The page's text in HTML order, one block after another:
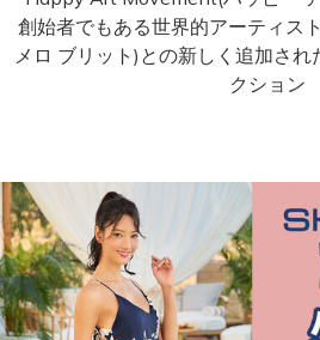
創始者でもある世界的アーティス
メロ ブリット)との新しく追加さ
クション